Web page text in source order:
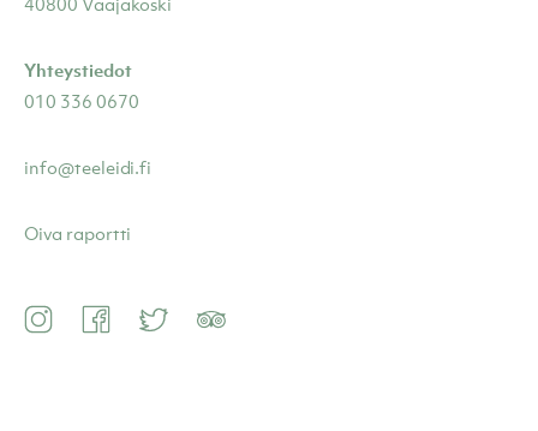
40800 Vaajakoski
Yhteystiedot
010 336 0670
info@teeleidi.fi
Oiva raportti
InstagramFacebookTwitter TripAdvisor